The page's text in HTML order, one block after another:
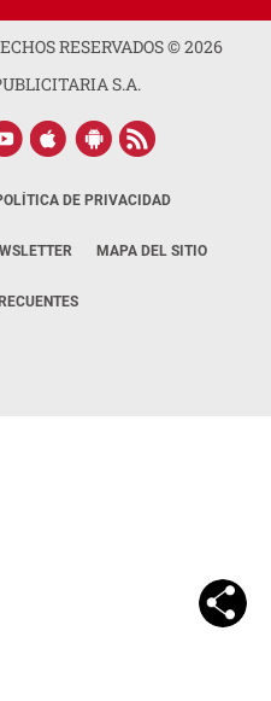
RESERVADOS ©2026
S.A.
DE PRIVACIDAD
MAPA DEL SITIO